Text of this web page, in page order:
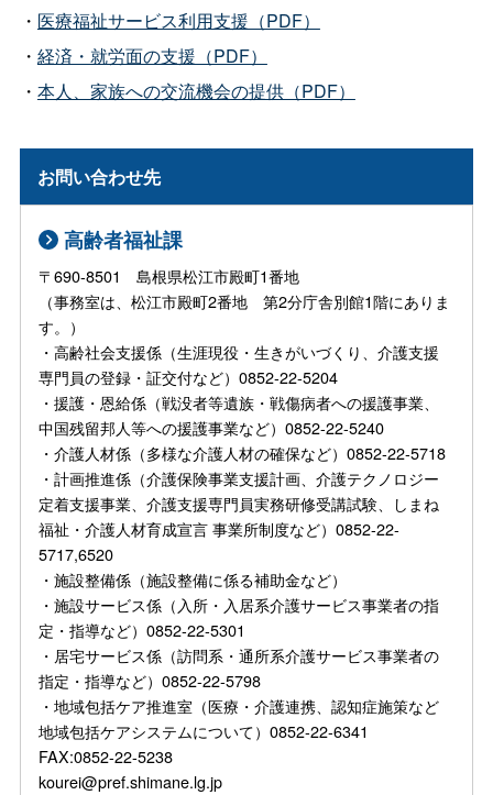
・ 医療福祉サービス利用支援（PDF）
・ 経済・就労面の支援（PDF）
・ 本人、家族への交流機会の提供（PDF）
お問い合わせ先
高齢者福祉課
〒690-8501 島根県松江市殿町1番地
（事務室は、松江市殿町2番地 第2分庁舎別館1階にありま
す。）
・高齢社会支援係（生涯現役・生きがいづくり、介護支援
専門員の登録・証交付など）0852-22-5204
・援護・恩給係（戦没者等遺族・戦傷病者への援護事業、
中国残留邦人等への援護事業など）0852-22-5240
・介護人材係（多様な介護人材の確保など）0852-22-5718
・計画推進係（介護保険事業支援計画、介護テクノロジー
定着支援事業、介護支援専門員実務研修受講試験、しまね
福祉・介護人材育成宣言 事業所制度など）0852-22-
5717,6520
・施設整備係（施設整備に係る補助金など）
・施設サービス係（入所・入居系介護サービス事業者の指
定・指導など）0852-22-5301
・居宅サービス係（訪問系・通所系介護サービス事業者の
指定・指導など）0852-22-5798
・地域包括ケア推進室（医療・介護連携、認知症施策など
地域包括ケアシステムについて）0852-22-6341
FAX:0852-22-5238
kourei@pref.shimane.lg.jp